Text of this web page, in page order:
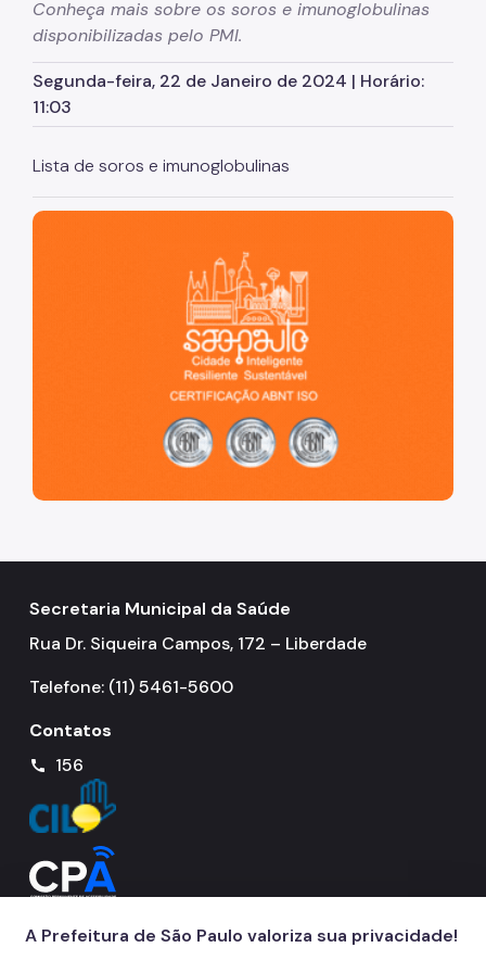
Participação Social
Perguntas Frequentes
Postos de Vacinação
Quadro de Serviços
Conheça mais sobre os soros e imunoglobulinas
disponibilizadas pelo PMI.
Segunda-feira, 22 de Janeiro de 2024 | Horário:
11:03
Lista de soros e imunoglobulinas
São Paulo, cidade inteligente, resiliente e sustentável
Secretaria Municipal da Saúde
Rua Dr. Siqueira Campos, 172 – Liberdade
Telefone: (11) 5461-5600
Contatos
call 156
A Prefeitura de São Paulo valoriza sua privacidade!